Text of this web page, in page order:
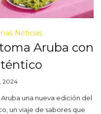
Noticias
Aruba con
2024
una nueva edición del
un viaje de sabores que